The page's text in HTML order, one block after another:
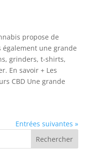
propose de
également une grande
grinders, t-shirts,
En savoir + Les
CBD Une grande
Entrées suivantes »